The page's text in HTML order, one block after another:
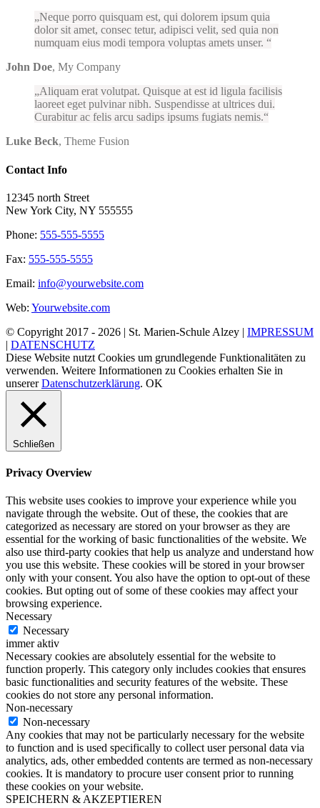
Neque porro quisquam est, qui dolorem ipsum quia
dolor sit amet, consec tetur, adipisci velit, sed quia non
numquam eius modi tempora voluptas amets unser.
John Doe, My Company
Aliquam erat volutpat. Quisque at est id ligula facilisis
laoreet eget pulvinar nibh. Suspendisse at ultrices dui.
Curabitur ac felis arcu sadips ipsums fugiats nemis.
Luke Beck, Theme Fusion
Contact Info
12345 north Street
New York City, NY 555555
Phone: 555-555-5555
Fax: 555-555-5555
Email: info@yourwebsite.com
Web: Yourwebsite.com
© Copyright 2017 - 2026 | St. Marien-Schule Alzey | IMPRESSUM
| DATENSCHUTZ
Diese Website nutzt Cookies um grundlegende Funktionalitäten zu
verwenden. Weitere Informationen zu Cookies erhalten Sie in
unsererDatenschutzerklärung. OK
Schließen
Privacy Overview
This website uses cookies to improve your experience while you
navigate through the website. Out of these, the cookies that are
categorized as necessary are stored on your browser as they are
essential for the working of basic functionalities of the website. We
also use third-party cookies that help us analyze and understand how
you use this website. These cookies will be stored in your browser
only with your consent. You also have the option to opt-out of these
cookies. But opting out of some of these cookies may affect your
browsing experience.
Necessary
Necessary
immer aktiv
Necessary cookies are absolutely essential for the website to
function properly. This category only includes cookies that ensures
basic functionalities and security features of the website. These
cookies do not store any personal information.
Non-necessary
Non-necessary
Any cookies that may not be particularly necessary for the website
to function and is used specifically to collect user personal data via
analytics, ads, other embedded contents are termed as non-necessary
cookies. It is mandatory to procure user consent prior to running
these cookies on your website.
SPEICHERN & AKZEPTIEREN